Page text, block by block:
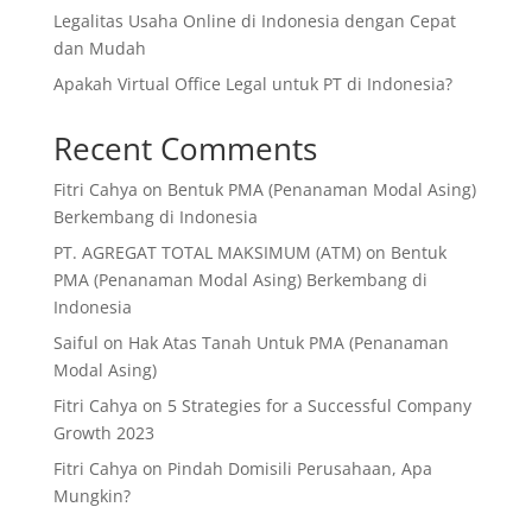
Legalitas Usaha Online di Indonesia dengan Cepat
dan Mudah
Apakah Virtual Office Legal untuk PT di Indonesia?
Recent Comments
Fitri Cahya on Bentuk PMA (Penanaman Modal Asing)
Berkembang di Indonesia
PT. AGREGAT TOTAL MAKSIMUM (ATM)on Bentuk
PMA (Penanaman Modal Asing) Berkembang di
Indonesia
Saiful on Hak Atas Tanah Untuk PMA (Penanaman
Modal Asing)
Fitri Cahya on 5 Strategies for a Successful Company
Growth 2023
Fitri Cahya on Pindah Domisili Perusahaan, Apa
Mungkin?